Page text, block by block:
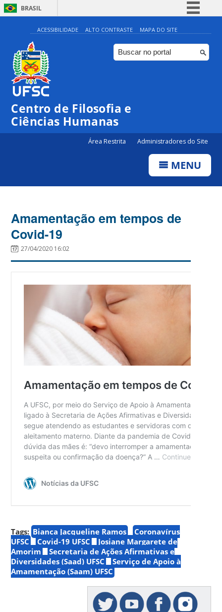
BRASIL
Simplifique!
Comunica BR
Participe
ACESSIBILIDADE ALTO CONTRASTE MAPA DO SITE
Centro de Filosofia e
Ciências Humanas
Área Restrita Administradores do Site
MENU
Amamentação em tempos de
Covid-19
27/04/2020 16:02
Tags: Bianca Jacqueline Ramos
Coronavírus
UFSC
Covid-19 UFSC
Josiane Margarete de
Amorim
Secretaria de Ações Afirmativas e
Diversidades (Saad) UFSC
Serviço de Apoio à
Amamentação (Saam) UFSC